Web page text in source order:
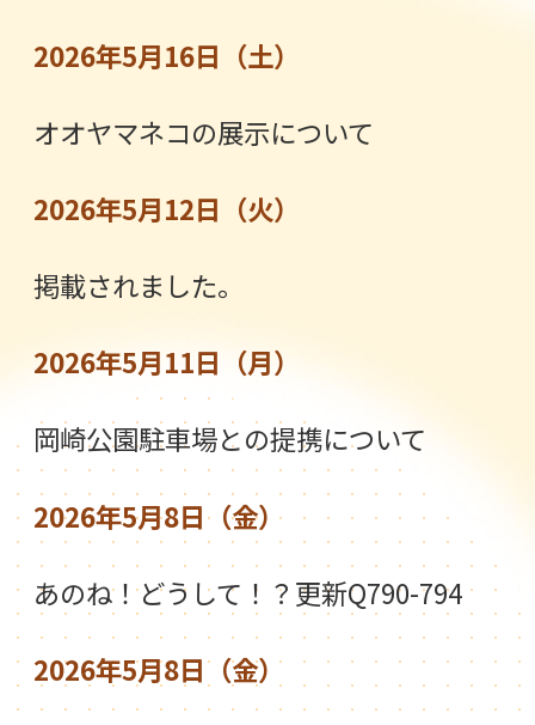
2026年5月16日（土）
オオヤマネコの展示について
2026年5月12日（火）
掲載されました。
2026年5月11日（月）
岡崎公園駐車場との提携について
2026年5月8日（金）
あのね！どうして！？更新Q790-794
2026年5月8日（金）